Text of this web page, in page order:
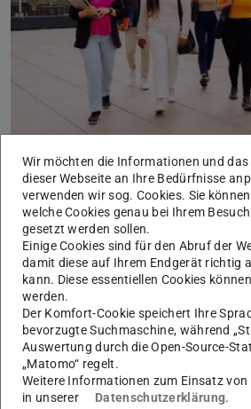
Bewerbungsphase für das
Deutschlandstipendium startet
15.09.2025
Bewerbungszeitraum: 15. September
Ab sofort und bis zum 12. Oktober
Studierende und Erstsemester der TU
Deutschlandstipendium bewerben. Wer
Wir möchten die Informationen und
dieser Webseite an Ihre Bedürfnisse
verwenden wir sog. Cookies. Sie
welche Cookies genau bei Ihrem
gesetzt werden sollen.
Einige Cookies sind für den Abruf der
damit diese auf Ihrem Endgerät richtig
kann. Diese essentiellen Cookies
werden.
Der Komfort-Cookie speichert Ihre
bevorzugte Suchmaschine, während
Auswertung durch die Open-Source-
„Matomo“ regelt.
Weitere Informationen zum Einsatz von
in unserer
Datenschutzerklärung.